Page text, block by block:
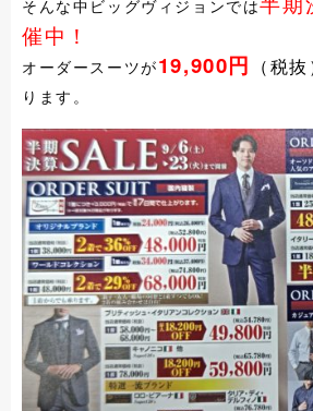
そんな中ビッグヴィジョンでは
催中！
オーダースーツが19,900円 （税抜
ります。